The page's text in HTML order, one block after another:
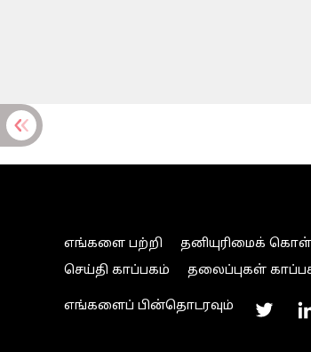
எங்களை பற்றி தனியுரிமைக்
செய்தி காப்பகம்
தலைப்புகள்
எங்களைப் பின்தொடரவும்